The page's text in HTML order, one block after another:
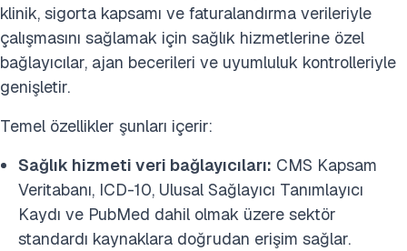
klinik, sigorta kapsamı ve faturalandırma verileriyle
çalışmasını sağlamak için sağlık hizmetlerine özel
bağlayıcılar, ajan becerileri ve uyumluluk kontrolleriyle
genişletir.
Temel özellikler şunları içerir:
Sağlık hizmeti veri bağlayıcıları: CMS Kapsam
Veritabanı, ICD-10, Ulusal Sağlayıcı Tanımlayıcı
Kaydı ve PubMed dahil olmak üzere sektör
standardı kaynaklara doğrudan erişim sağlar.